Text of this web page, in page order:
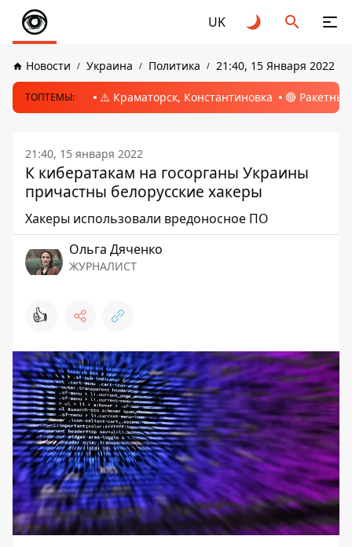
UK
Новости Украина Политика 21:40, 15 Января 2022
ТОПТЕМЫ: ⚠️ Краматорск, Константиновка 🔴
21:40, 15 января 2022
К кибератакам на госорганы Украины
причастны белорусские хакеры
Хакеры использовали вредоносное ПО
Ольга Дяченко
ЖУРНАЛИСТ
👍